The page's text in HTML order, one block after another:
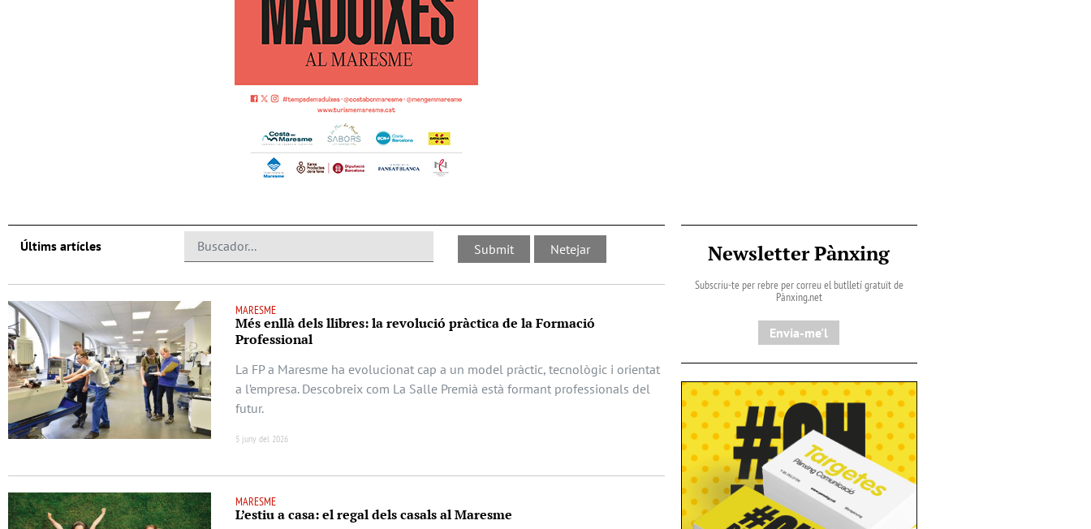
Últims artícles
MARESME
Més enllà dels llibres: la revolució pràctica de la Formació
Professional
La FP a Maresme ha evolucionat cap a un model pràctic, tecnològic i orientat
a l’empresa. Descobreix com La Salle Premià està formant professionals del
futur.
5 juny del 2026
MARESME
L’estiu a casa: el regal dels casals al Maresme
Newsletter Pànxing
Subscriu-te per rebre per correu el butlletí gratuït de
Pànxing.net​
Envia-me'l